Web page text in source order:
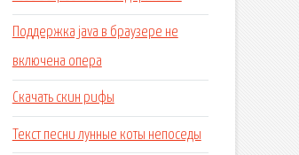
Поддержка java в браузере не
включена опера
Скачать скин рифы
Текст песни лунные коты непоседы